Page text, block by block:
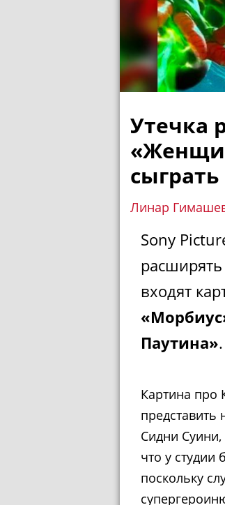
Утечка
Линар
Sony
входят
Паутина».
Картина про
Сидни Суини,
что у
поскольку